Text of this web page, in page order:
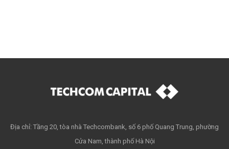
Địa chỉ: Tầng 20, tòa nhà Techcombank, số 6 phố Quang Trung, phường
Cửa Nam, thành phố Hà Nội